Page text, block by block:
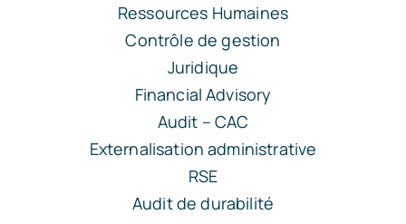
Ressources Humaines
Contrôle de gestion
Juridique
Financial Advisory
Audit – CAC
Externalisation administrative
RSE
Audit de durabilité